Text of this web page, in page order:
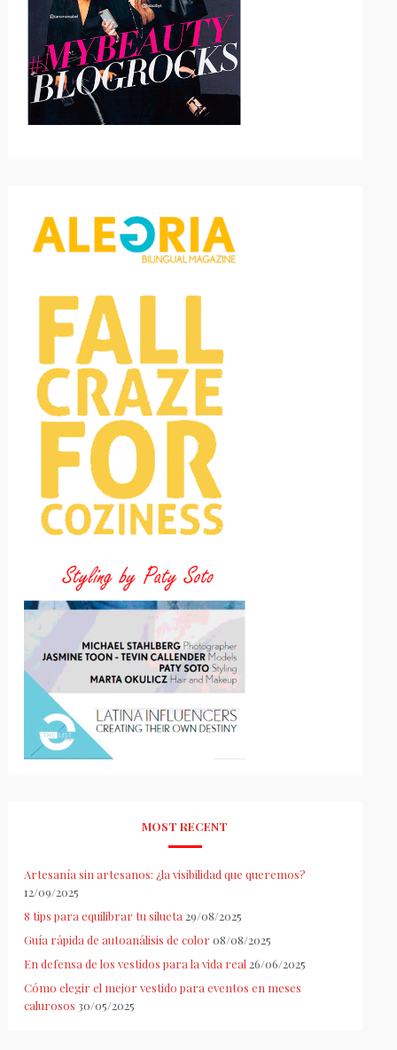
MOST RECENT
Artesanía sin artesanos: ¿la visibilidad que queremos?
12/09/2025
8 tips para equilibrar tu silueta 29/08/2025
Guía rápida de autoanálisis de color 08/08/2025
En defensa de los vestidos para la vida real 26/06/2025
Cómo elegir el mejor vestido para eventos en meses
calurosos 30/05/2025